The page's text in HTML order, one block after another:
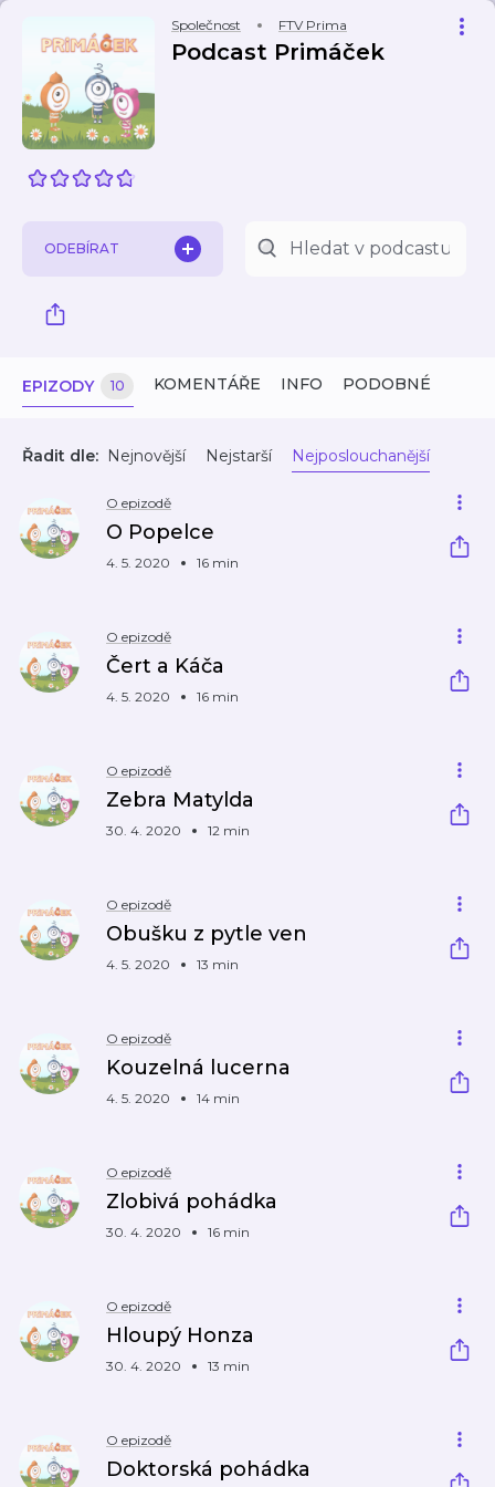
Společnost FTV Prima
Podcast Primáček
ODEBÍRAT
EPIZODY 10 KOMENTÁŘE INFO PODOBNÉ
Řadit dle: Nejnovější Nejstarší Nejposlouchanější
O epizodě
O Popelce
4. 5. 2020 16 min
O epizodě
Čert a Káča
4. 5. 2020 16 min
O epizodě
Zebra Matylda
30. 4. 2020 12 min
O epizodě
Obušku z pytle ven
4. 5. 2020 13 min
O epizodě
Kouzelná lucerna
4. 5. 2020 14 min
O epizodě
Zlobivá pohádka
30. 4. 2020 16 min
O epizodě
Hloupý Honza
30. 4. 2020 13 min
O epizodě
Doktorská pohádka